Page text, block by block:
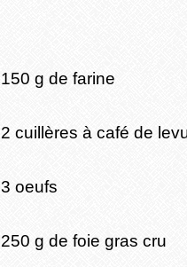
150 g de farine
2 cuillères à café de
3 oeufs
250 g de foie gras cru